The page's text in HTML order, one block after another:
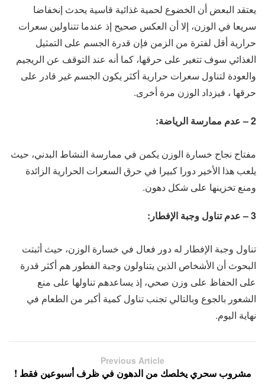
يعتقد البعض أن الخضوع لحمية غذائية قاسية يحدث إنخفاضا
سريعا في الوزن، إلا أن العكس صحيح إذ عندما تتناولين سعرات
حرارية أقل لفترة من الزمن فإن قدرة الجسم على التمثيل
الغذائي سوف تتغير على حرقها، كما أنه عند التوقف عن الريجيم
والعودة لتناول سعرات حرارية أكثر يكون الجسم غير قادر على
حرقها ، فيزداد الوزن مرة أخرى.
2 – عدم ممارسة الرياضة:
مفتاح نجاح خسارة الوزن يكمن في ممارسة النشاط البدني، حيث
يلعب هذا الأخير دورا كبيرا في حرق السعرات الحرارية الزائدة
ومنع تخزينها على شكل دهون.
3 – عدم تناول وجبة الإفطار:
تناول وجبة الإفطار له دور فعال في خسارة الوزن، حيث أثبتت
البحوث أن الأشخاص الذين يتناولون وجبة الفطور هم أكثر قدرة
على الحفاظ على وزن صحي، إذ يساعدهم تناولها على منع
الشعور بالجوع وبالتالي تجنب تناول كمية أكبر من الطعام في
نهاية اليوم.
Previous Article
مشروب سحري يخلصك من الدهون في ظرف أسبوعين فقط !